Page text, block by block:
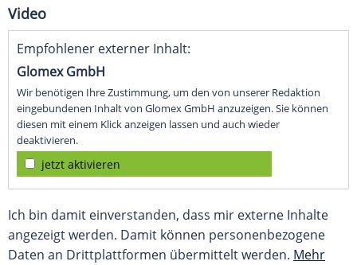
Video
Empfohlener externer Inhalt:
Glomex GmbH
Wir benötigen Ihre Zustimmung, um den von unserer Redaktion
eingebundenen Inhalt von Glomex GmbH anzuzeigen. Sie können
diesen mit einem Klick anzeigen lassen und auch wieder
deaktivieren.
jetzt aktivieren
Ich bin damit einverstanden, dass mir externe Inhalte
angezeigt werden. Damit können personenbezogene
Daten an Drittplattformen übermittelt werden. Mehr